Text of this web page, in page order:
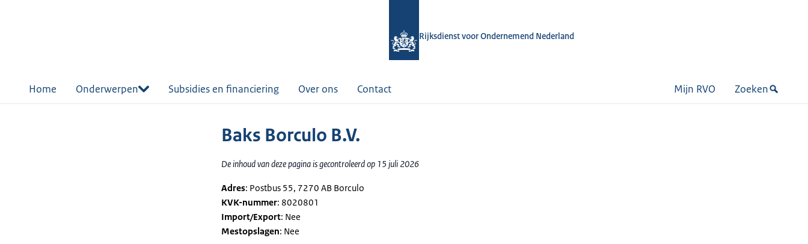
Rijksdienst voor Ondernemend Nederland
Home Onderwerpen Subsidies en financiering Over ons Contact Mijn RVO Zoeken
Baks Borculo B.V.
De inhoud van deze pagina is gecontroleerd op 15 juli 2026
Adres: Postbus 55, 7270 AB Borculo
KVK-nummer: 8020801
Import/Export: Nee
Mestopslagen: Nee